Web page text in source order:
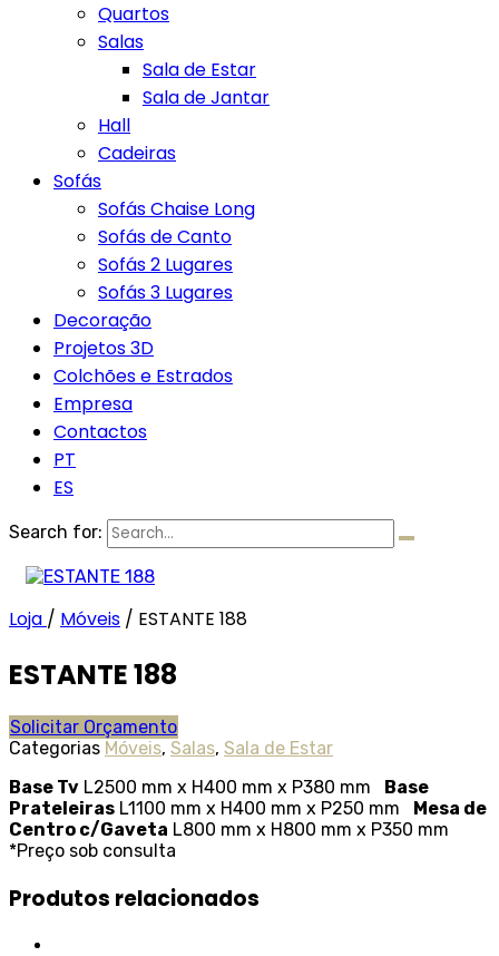
Quartos
Salas
Sala de Estar
Sala de Jantar
Hall
Cadeiras
Sofás
Sofás Chaise Long
Sofás de Canto
Sofás 2 Lugares
Sofás 3 Lugares
Decoração
Projetos 3D
Colchões e Estrados
Empresa
Contactos
PT
ES
Search for:
Loja / Móveis / ESTANTE 188
ESTANTE 188
Solicitar Orçamento
Categorias Móveis, Salas, Sala de Estar
Base Tv L2500 mm x H400 mm x P380 mm Base
Prateleiras L1100 mm x H400 mm x P250 mm Mesa de
Centro c/Gaveta L800 mm x H800 mm x P350 mm
*Preço sob consulta
Produtos relacionados